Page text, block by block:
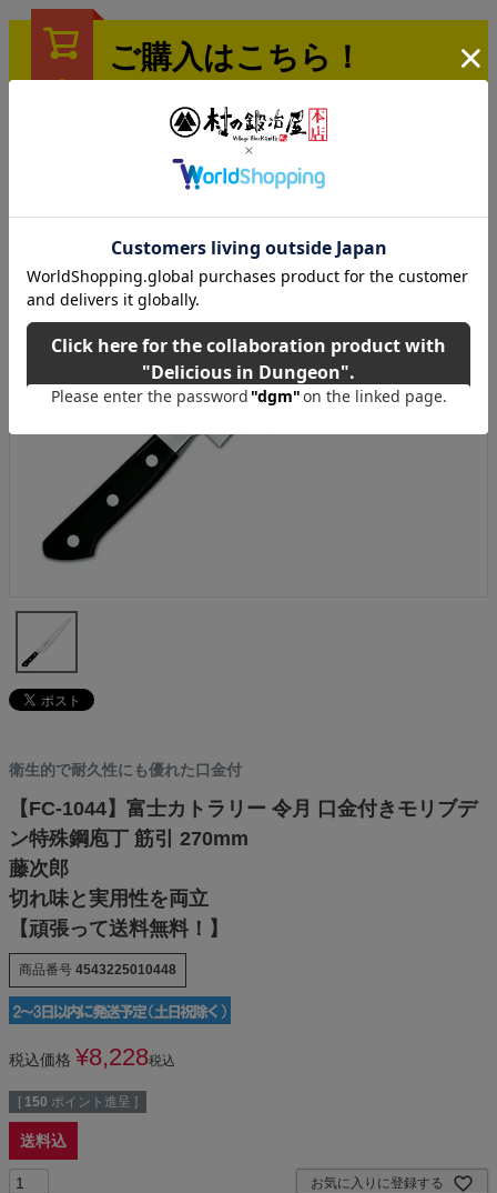
ご購入はこちら！
衛生的で耐久性にも優れた口金付
【FC-1044】富士カトラリー 令月 口金付きモリブデ
ン特殊鋼庖丁 筋引 270mm
藤次郎
切れ味と実用性を両立
【頑張って送料無料！】
商品番号 4543225010448
税込価格 ¥8,228税込
[ 150 ポイント進呈 ]
送料込
お気に入りに登録する